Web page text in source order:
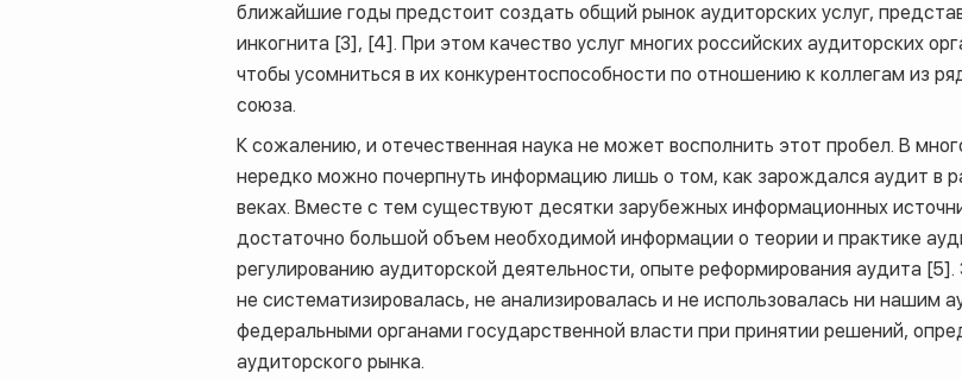
ближайшие годы предстоит создать общий рынок аудиторских услуг,
инкогнита [3], [4]. При этом качество услуг многих российских аудиторских
чтобы усомниться в их конкурентоспособности по отношению к коллегам из
союза.
К сожалению, и отечественная наука не может восполнить этот пробел. В
нередко можно почерпнуть информацию лишь о том, как зарождался аудит в
веках. Вместе с тем существуют десятки зарубежных информационных
достаточно большой объем необходимой информации о теории и практике
регулированию аудиторской деятельности, опыте реформирования аудита
не систематизировалась, не анализировалась и не использовалась ни нашим
федеральными органами государственной власти при принятии решений,
аудиторского рынка.